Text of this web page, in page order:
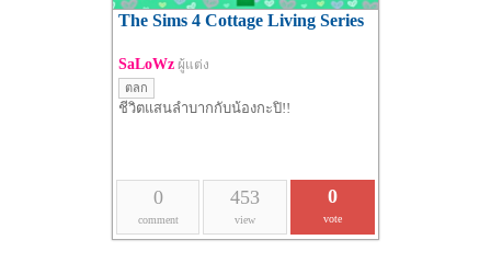
The Sims 4 Cottage Living Series
SaLoWz ผู้แต่ง
ตลก
ชีวิตแสนลำบากกับน้องกะปิ!!
0
comment
453
view
0
vote